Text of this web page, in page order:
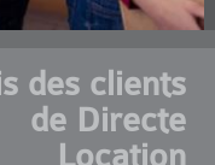
des clients
de Directe
Location